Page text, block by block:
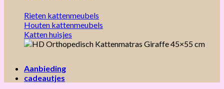
Rieten kattenmeubels
Houten kattenmeubels
Katten huisjes
Aanbieding
cadeautjes